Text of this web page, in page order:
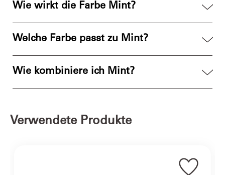
Wie wirkt die Farbe Mint?
belebend und erzeugt gleichzeitig eine ruhige und
strahlt Wärme und Fröhlichkeit aus und ist äußerst
Welche Farbe passt zu Mint?
passen Weiß, Naturtöne wie Sand oder Beige,
Wie kombiniere ich Mint?
warmen Naturtönen schafft Mint eine dezente
und Grafikprints zum modernen Scandi-Chic passt.
Verwendete Produkte